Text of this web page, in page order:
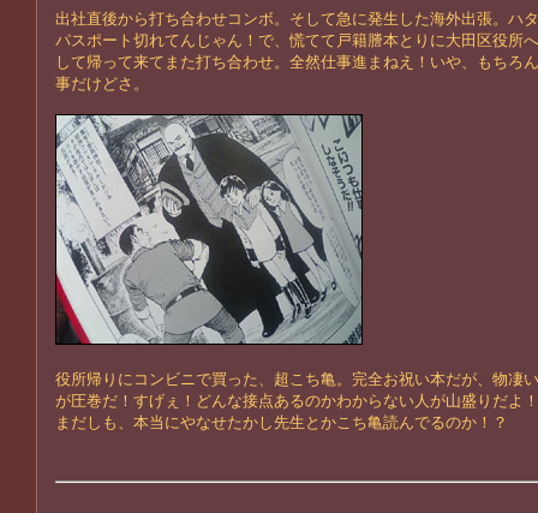
出社直後から打ち合わせコンボ。そして急に発生した海外出張。ハ
パスポート切れてんじゃん！で、慌てて戸籍謄本とりに大田区役所
して帰って来てまた打ち合わせ。全然仕事進まねえ！いや、もちろ
事だけどさ。
役所帰りにコンビニで買った、超こち亀。完全お祝い本だが、物凄
が圧巻だ！すげぇ！どんな接点あるのかわからない人が山盛りだよ
まだしも、本当にやなせたかし先生とかこち亀読んでるのか！？